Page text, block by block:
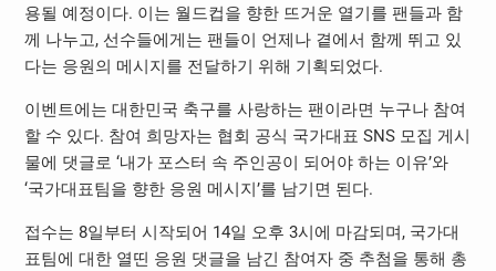
용될 예정이다. 이는 월드컵을 향한 뜨거운 열기를 팬들과 함
께 나누고, 선수들에게는 팬들이 언제나 곁에서 함께 뛰고 있
다는 응원의 메시지를 전달하기 위해 기획되었다.
이벤트에는 대한민국 축구를 사랑하는 팬이라면 누구나 참여
할 수 있다. 참여 희망자는 협회 공식 국가대표 SNS 모집 게시
물에 댓글로 ‘내가 포스터 속 주인공이 되어야 하는 이유’와
‘국가대표팀을 향한 응원 메시지’를 남기면 된다.
접수는 8일부터 시작되어 14일 오후 3시에 마감되며, 국가대
표팀에 대한 열띤 응원 댓글을 남긴 참여자 중 추첨을 통해 총